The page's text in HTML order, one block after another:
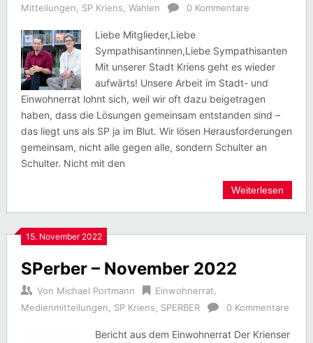
Mitteilungen
SP Kriens Wahlen 0 Kommentare
Liebe Mitglieder,Liebe
Sympathisantinnen,Liebe Sympathisanten
Mit unserer Stadt Kriens geht es wieder
aufwärts! Unsere Arbeit im Stadt- und
Einwohnerrat lohnt sich, weil wir oft dazu beigetragen
haben, dass die Lösungen gemeinsam entstanden sind –
das liegt uns als SP ja im Blut. Wir lösen Herausforderungen
gemeinsam, nicht alle gegen alle, sondern Schulter an
Schulter. Nicht mit den
Weiterlesen
15. November 2022
SPerber – November 2022
Von Michael Portmann Einwohnerrat
Medienmitteilungen
SP Kriens SPERBER 0 Kommentare
Bericht aus dem Einwohnerrat Der Krienser